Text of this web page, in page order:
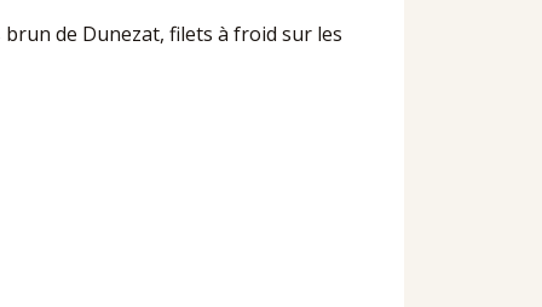
brun de Dunezat, filets à froid sur les